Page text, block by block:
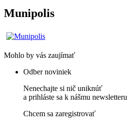
Munipolis
Mohlo by vás zaujímať
Odber noviniek
Nenechajte si nič uniknúť
a prihláste sa k nášmu newsletteru
Chcem sa zaregistrovať